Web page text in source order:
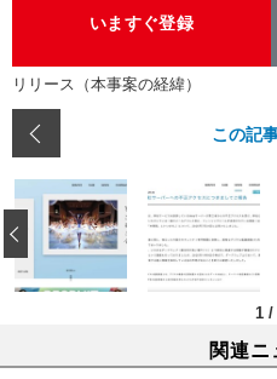
いますぐ登録
リリース（本事案の経緯）
この記
1 /
‹
関連ニ